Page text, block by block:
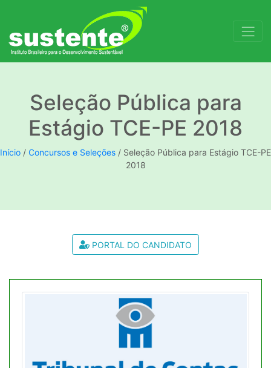
Seleção Pública para
Estágio TCE-PE 2018
Início / Concursos e Seleções / Seleção Pública para Estágio TCE-PE
2018
PORTAL DO CANDIDATO